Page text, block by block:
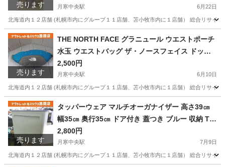
売ります 月寒中央駅 6月22日
北海道内１２店舗 (札幌市内にグループ１１店舗、苫小牧市内に１店舗） 総合リサ
北海道 札幌市 その他
売ります
THE NORTH FACE グラニュール ウエストポーチ
水玉 ウエストバッグ ザ・ノースフェイス ドット
柄 西岡店
2,500円
月寒中央駅 6月10日
北海道内１２店舗 (札幌市内にグループ１１店舗、苫小牧市内に１店舗） 総合リサ
北海道 札幌市 月寒中央駅 グラニュール
売ります
タッパーウェア マルチオーガナイザー 高さ39㎝
幅35㎝ 奥行35㎝ ドア付き 蓋つき ブルー 収納 Tu
pperware 西岡店
2,800円
月寒中央駅 7月9日
北海道内１２店舗 (札幌市内にグループ１１店舗、苫小牧市内に１店舗） 総合リサ